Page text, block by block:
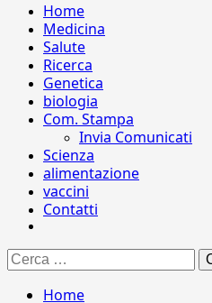
Home
Medicina
Salute
Ricerca
Genetica
biologia
Com. Stampa
Invia Comunicati
Scienza
alimentazione
vaccini
Contatti
Ricerca
per:
Home